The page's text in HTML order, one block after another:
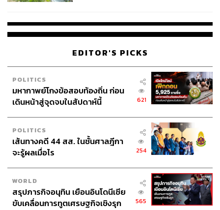
EDITOR'S PICKS
POLITICS
มหากาพย์โกงข้อสอบท้องถิ่น ก่อน
เดินหน้าสู่จุดจบในสัปดาห์นี้
621
POLITICS
เส้นทางคดี 44 สส. ในชั้นศาลฎีกา
จะรู้ผลเมื่อไร
254
WORLD
สรุปภารกิจอนุทิน เยือนอินโดนีเซีย
ขับเคลื่อนการทูตเศรษฐกิจเชิงรุก
565